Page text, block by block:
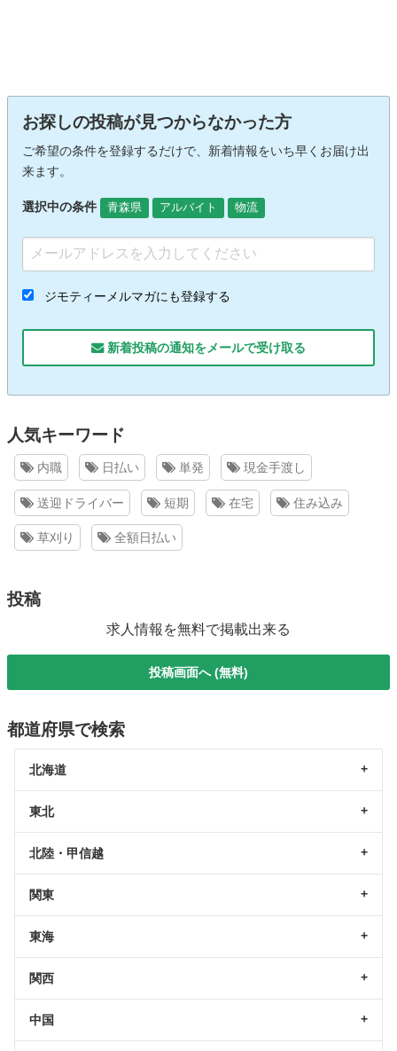
お探しの投稿が見つからなかった方
ご希望の条件を登録するだけで、新着情報をいち早くお届け出
来ます。
選択中の条件 青森県 アルバイト 物流
ジモティーメルマガにも登録する
新着投稿の通知をメールで受け取る
人気キーワード
内職 日払い 単発 現金手渡し
送迎ドライバー 短期 在宅 住み込み
草刈り 全額日払い
投稿
求人情報を無料で掲載出来る
投稿画面へ (無料)
都道府県で検索
北海道
東北
北陸・甲信越
関東
東海
関西
中国